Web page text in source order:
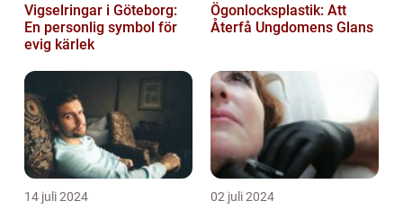
Vigselringar i Göteborg:
En personlig symbol för
evig kärlek
Ögonlocksplastik: Att
Återfå Ungdomens Glans
14 juli 2024 02 juli 2024